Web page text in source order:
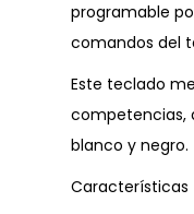
programable
comandos del
Este teclado
competencias,
blanco y negro.
Características